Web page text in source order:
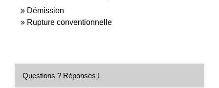
Démission
Rupture conventionnelle
Questions ? Réponses !